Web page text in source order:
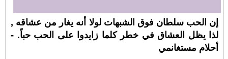
إن الحب سلطان فوق الشبهات لولا أنه يغار من عشاقه ,
لذا يظل العشاق في خطر كلما زايدوا على الحب حباً. -
أحلام مستغانمي